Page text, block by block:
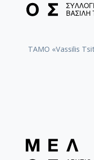
TAMO «Vassilis